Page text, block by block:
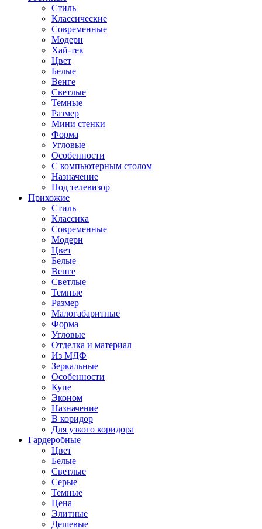
Стиль
Классические
Современные
Модерн
Хай-тек
Цвет
Белые
Венге
Светлые
Темные
Размер
Мини стенки
Форма
Угловые
Особенности
С компьютерным столом
Назначение
Под телевизор
Прихожие
Стиль
Классика
Современные
Модерн
Цвет
Белые
Венге
Светлые
Темные
Размер
Малогабаритные
Форма
Угловые
Отделка и материал
Из МДФ
Зеркальные
Особенности
Купе
Эконом
Назначение
В коридор
Для узкого коридора
Гардеробные
Цвет
Белые
Светлые
Серые
Темные
Цена
Элитные
Дешевые